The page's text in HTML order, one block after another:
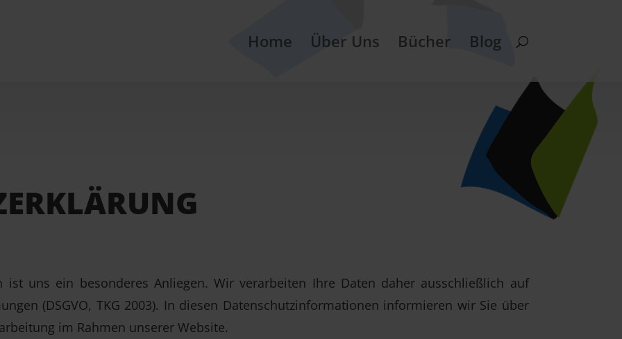
Home Über Uns Bücher Blog
ist uns ein besonderes Anliegen. Wir verarbeiten Ihre Daten daher ausschließlich auf
(DSGVO, TKG 2003). In diesen Datenschutzinformationen informieren wir Sie über
im Rahmen unserer Website.